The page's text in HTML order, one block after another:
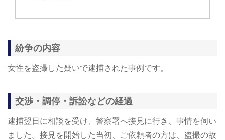
紛争の内容
女性を盗撮した疑いで逮捕された事例です。
交渉・調停・訴訟などの経過
逮捕翌日に相談を受け、警察署へ接見に行き、事情を伺い
ました。接見を開始した当初、ご依頼者の方は、盗撮の故